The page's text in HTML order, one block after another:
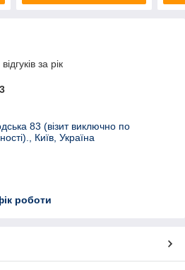
за рік
83 (візит виключно по
Київ, Україна
роботи